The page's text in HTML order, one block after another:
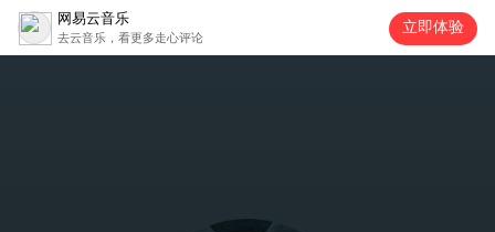
网易云音乐
去云音乐，看更多走心评论
立即体验